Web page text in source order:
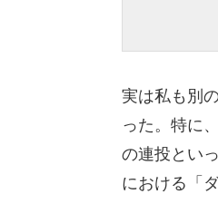
実は私も別
った。特に
の連投とい
における「